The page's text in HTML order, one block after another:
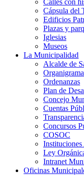
Calles con
Cápsula del
Edificios
Plazas y
Iglesias
Museos
La Municipalidad
Alcalde de
Ordenanzas
Plan de
Concejo
Cuentas
Concursos
COSOC
Instituciones
Ley
Intranet
Oficinas